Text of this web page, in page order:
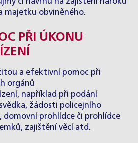
majetku obviněného.
PŘI ÚKONU
a efektivní pomoc při
orgánů
například při podání
žádosti policejního
domovní prohlídce či prohlídce
zajištění věcí atd.